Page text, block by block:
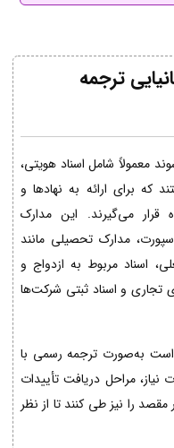
ترجمه
معمولاً شامل اسناد هویتی،
برای ارائه به نهادها و
قرار می‌گیرند. این مدارک
مدارک تحصیلی مانند
اسناد مربوط به ازدواج و
تجاری و اسناد ثبتی شرکت‌ها
به‌صورت ترجمه رسمی با
مراحل دریافت تأییدات
را نیز طی کنند تا از نظر